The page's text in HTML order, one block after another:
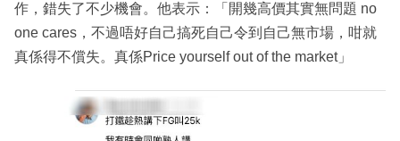
作，錯失了不少機會。他表示：「開幾高價其實無問題 no
one cares，不過唔好自己搞死自己令到自己無市場，咁就
真係得不償失。真係Price yourself out of the market」